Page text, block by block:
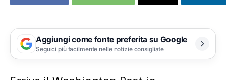
Aggiungi come fonte preferita su Google
Seguici più facilmente nelle notizie consigliate